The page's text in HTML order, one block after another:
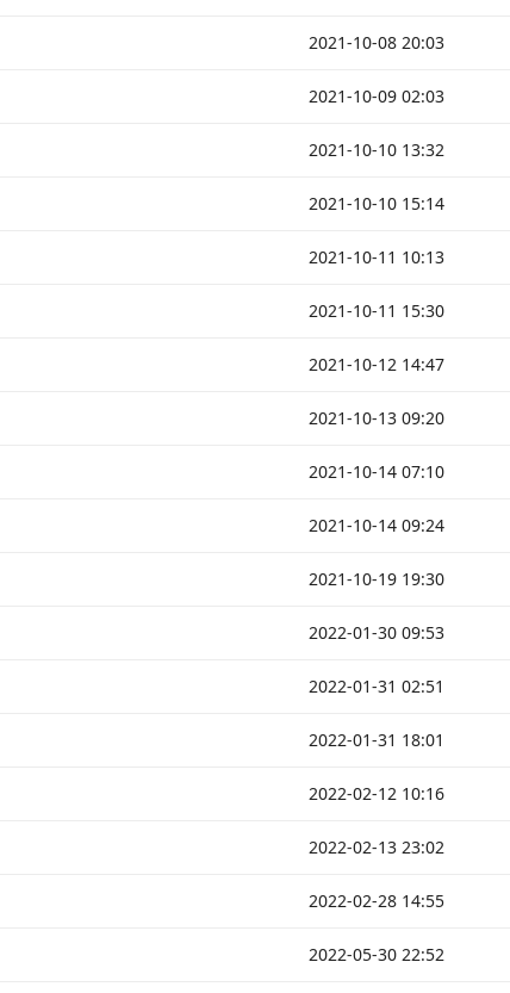
2021-10-08 20:03
2021-10-09 02:03
2021-10-10 13:32
2021-10-10 15:14
2021-10-11 10:13
2021-10-11 15:30
2021-10-12 14:47
2021-10-13 09:20
2021-10-14 07:10
2021-10-14 09:24
2021-10-19 19:30
2022-01-30 09:53
2022-01-31 02:51
2022-01-31 18:01
2022-02-12 10:16
2022-02-13 23:02
2022-02-28 14:55
2022-05-30 22:52